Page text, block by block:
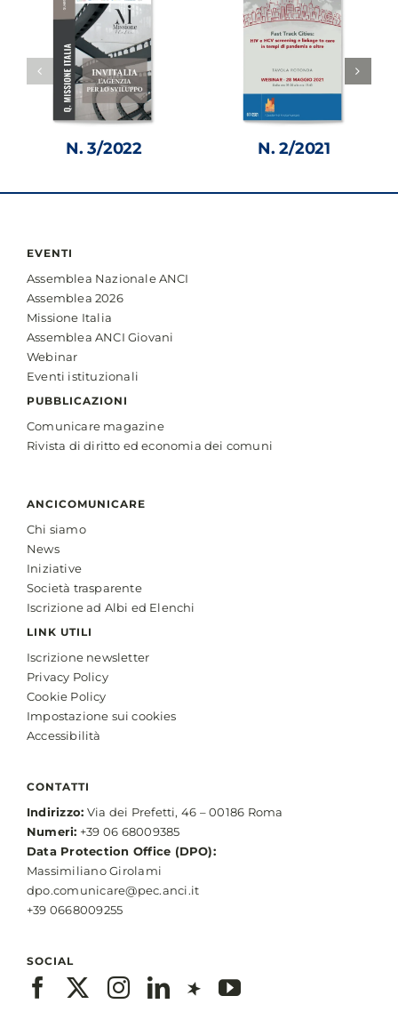
N. 3/2022 N. 2/2021
EVENTI
Assemblea Nazionale ANCI
Assemblea 2026
Missione Italia
Assemblea ANCI Giovani
Webinar
Eventi istituzionali
PUBBLICAZIONI
Comunicare magazine
Rivista di diritto ed economia dei comuni
ANCICOMUNICARE
Chi siamo
News
Iniziative
Società trasparente
Iscrizione ad Albi ed Elenchi
LINK UTILI
Iscrizione newsletter
Privacy Policy
Cookie Policy
Impostazione sui cookies
Accessibilità
CONTATTI
Indirizzo: Via dei Prefetti, 46 – 00186 Roma
Numeri: +39 06 68009385
Data Protection Office (DPO):
Massimiliano Girolami
dpo.comunicare@pec.anci.it
+39 0668009255
SOCIAL